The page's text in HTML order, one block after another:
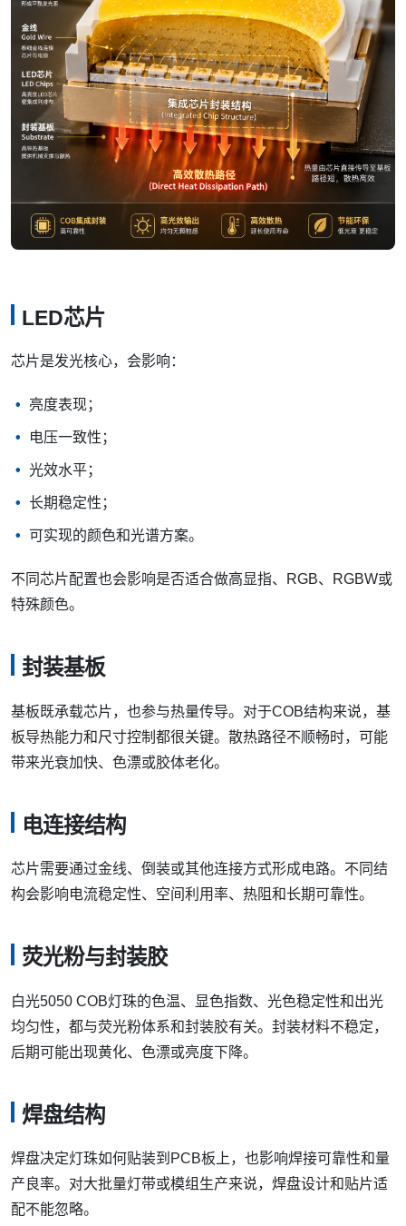
LED芯片
芯片是发光核心，会影响：
亮度表现；
电压一致性；
光效水平；
长期稳定性；
可实现的颜色和光谱方案。
不同芯片配置也会影响是否适合做高显指、RGB、RGBW或
特殊颜色。
封装基板
基板既承载芯片，也参与热量传导。对于COB结构来说，基
板导热能力和尺寸控制都很关键。散热路径不顺畅时，可能
带来光衰加快、色漂或胶体老化。
电连接结构
芯片需要通过金线、倒装或其他连接方式形成电路。不同结
构会影响电流稳定性、空间利用率、热阻和长期可靠性。
荧光粉与封装胶
白光5050 COB灯珠的色温、显色指数、光色稳定性和出光
均匀性，都与荧光粉体系和封装胶有关。封装材料不稳定，
后期可能出现黄化、色漂或亮度下降。
焊盘结构
焊盘决定灯珠如何贴装到PCB板上，也影响焊接可靠性和量
产良率。对大批量灯带或模组生产来说，焊盘设计和贴片适
配不能忽略。